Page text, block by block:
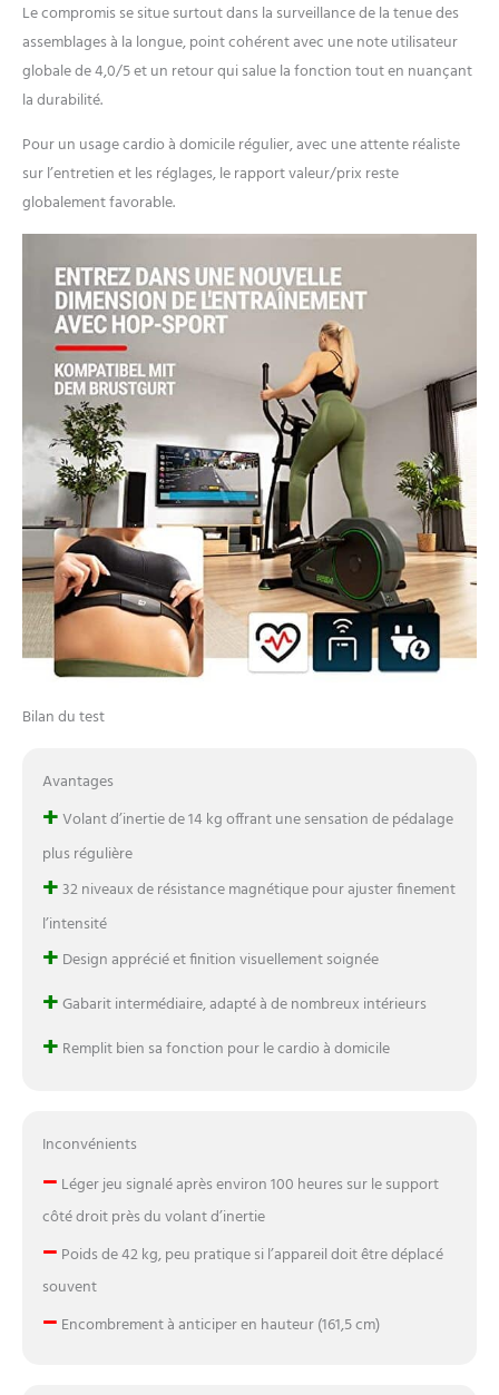
Le compromis se situe surtout dans la surveillance de la tenue des
assemblages à la longue, point cohérent avec une note utilisateur
globale de 4,0/5 et un retour qui salue la fonction tout en nuançant
la durabilité.
Pour un usage cardio à domicile régulier, avec une attente réaliste
sur l’entretien et les réglages, le rapport valeur/prix reste
globalement favorable.
Bilan du test
Avantages
+Volant d’inertie de 14 kg offrant une sensation de pédalage
plus régulière
+32 niveaux de résistance magnétique pour ajuster finement
l’intensité
+ Design apprécié et finition visuellement soignée
+Gabarit intermédiaire, adapté à de nombreux intérieurs
+ Remplit bien sa fonction pour le cardio à domicile
Inconvénients
– Léger jeu signalé après environ 100 heures sur le support
côté droit près du volant d’inertie
– Poids de 42 kg, peu pratique si l’appareil doit être déplacé
souvent
– Encombrement à anticiper en hauteur (161,5 cm)